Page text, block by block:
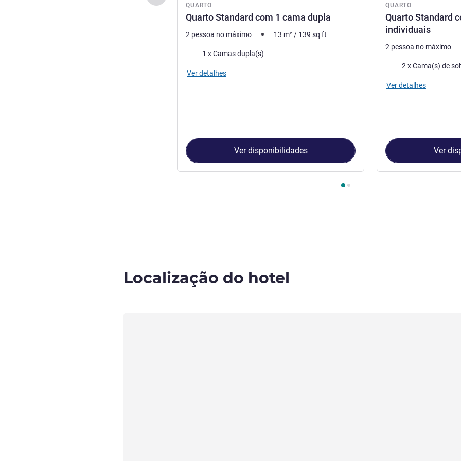
QUARTO
Quarto Standard com 1 cama dupla
2 pessoa no máximo 13 m² / 139 sq ft
Cama1 x Camas dupla(s)
Ver detalhes
Ver disponibilidades
QUARTO
Quarto Standard
individuais
2 pessoa no máximo
Cama2 x Cama(s) de
Ver detalhes
Ver
Localização do hotel